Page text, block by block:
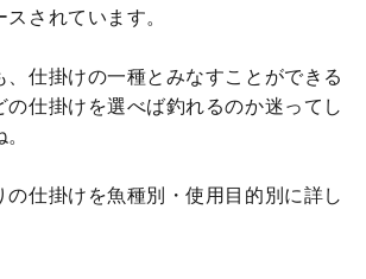
されています。
、仕掛けの一種とみなすことができる
の仕掛けを選べば釣れるのか迷ってし
の仕掛けを魚種別・使用目的別に詳し